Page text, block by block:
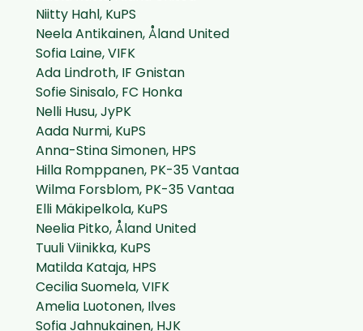
Niitty Hahl, KuPS
Neela Antikainen, Åland United
Sofia Laine, VIFK
Ada Lindroth, IF Gnistan
Sofie Sinisalo, FC Honka
Nelli Husu, JyPK
Aada Nurmi, KuPS
Anna-Stina Simonen, HPS
Hilla Romppanen, PK-35 Vantaa
Wilma Forsblom, PK-35 Vantaa
Elli Mäkipelkola, KuPS
Neelia Pitko, Åland United
Tuuli Viinikka, KuPS
Matilda Kataja, HPS
Cecilia Suomela, VIFK
Amelia Luotonen, Ilves
Sofia Jahnukainen, HJK